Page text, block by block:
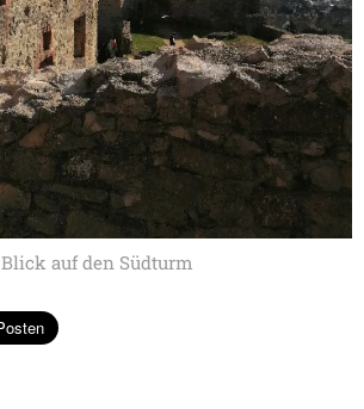
Blick auf den Südturm